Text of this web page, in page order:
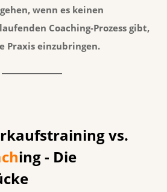
wenn es keinen
Coaching-Prozess gibt,
Praxis einzubringen.
vs.
ing - Die